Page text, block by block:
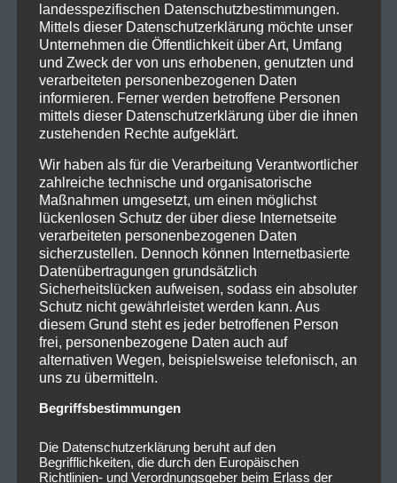
Modeim New Yorker Madison Square Garden, dem
United Center in Chicago, dem Kia Forum in Los
Angeles, der Scotiabank Arena in Toronto sowie
anderen Metropolen Station machen. Ab dem 16. Mai
werdenDepeche Modezu Gast in europäischen
Stadien wie dem Pariser Stade de France, dem San
Siro Stadium in Mailand oder dem Twickenham
Stadium in London sein. Hierzulande werden die
Engländer in Leipzig, Düsseldorf, München, Frankfurt
und Berlin zu erleben sein. Aufgrund der hohen
Nachfrage wurden in vielen Ländern Zusatzshows
eingeplant. Weitere Informationen
unterwww.depechemode.com.
Mit über 100 Millionen verkaufter Tonträger und
einem weltweiten Livepublikum von mehr als 35
Millionen begeisterter Fans stellenDepeche Mode
einen in ständiger Weiterentwicklung befindlichen
und bahnbrechenden musikalischen Impulsgeber dar.
wegzudenkende Inspiration für Fans, Kritiker und
Künstlerkolleg:innen gleichermaßen schlagen
landesspezifischen Datenschutzbestimmungen.
Mittels dieser Datenschutzerklärung möchte unser
Unternehmen die Öffentlichkeit über Art, Umfang
und Zweck der von uns erhobenen, genutzten und
verarbeiteten personenbezogenen Daten
informieren. Ferner werden betroffene Personen
mittels dieser Datenschutzerklärung über die ihnen
zustehenden Rechte aufgeklärt.
Wir haben als für die Verarbeitung Verantwortlicher
zahlreiche technische und organisatorische
Maßnahmen umgesetzt, um einen möglichst
lückenlosen Schutz der über diese Internetseite
verarbeiteten personenbezogenen Daten
sicherzustellen. Dennoch können Internetbasierte
Datenübertragungen grundsätzlich
Sicherheitslücken aufweisen, sodass ein absoluter
Schutz nicht gewährleistet werden kann. Aus
diesem Grund steht es jeder betroffenen Person
frei, personenbezogene Daten auch auf
alternativen Wegen, beispielsweise telefonisch, an
uns zu übermitteln.
Begriffsbestimmungen
Die Datenschutzerklärung beruht auf den
Begrifflichkeiten, die durch den Europäischen
Richtlinien- und Verordnungsgeber beim Erlass der